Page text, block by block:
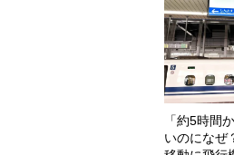
「約5時間
いのになぜ